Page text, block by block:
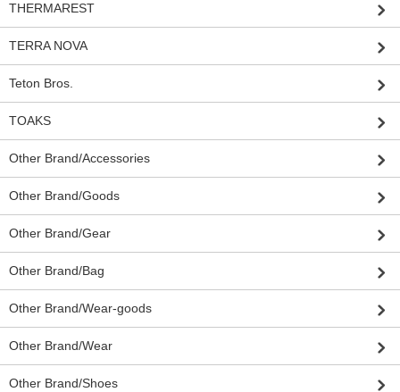
THERMAREST
TERRA NOVA
Teton Bros.
TOAKS
Other Brand/Accessories
Other Brand/Goods
Other Brand/Gear
Other Brand/Bag
Other Brand/Wear-goods
Other Brand/Wear
Other Brand/Shoes